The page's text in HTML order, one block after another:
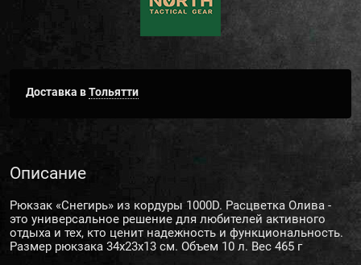
Доставка вТольятти
Описание
Рюкзак «Снегирь» из кордуры 1000D. Расцветка Олива -
это универсальное решение для любителей активного
отдыха и тех, кто ценит надежность и функциональность.
Размер рюкзака 34х23х13 см. Объем 10 л. Вес 465 г